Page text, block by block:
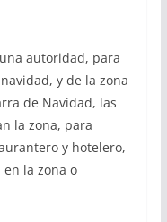
autoridad, para
y de la zona
de Navidad, las
la zona, para
y hotelero,
la zona o